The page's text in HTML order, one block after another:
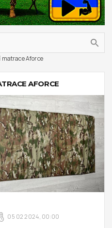
matrace Aforce
AFORCE
05 02 2024, 00:00